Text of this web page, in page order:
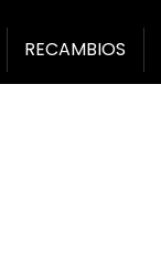
RECAMBIOS